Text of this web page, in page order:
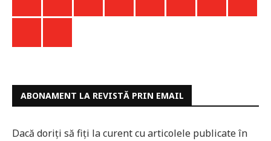
ABONAMENT LA REVISTĂ PRIN EMAIL
Dacă doriți să fiți la curent cu articolele publicate în